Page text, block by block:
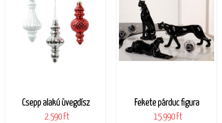
Csepp alakú üvegdísz
2.590 Ft
Fekete párduc figura
15.990 Ft